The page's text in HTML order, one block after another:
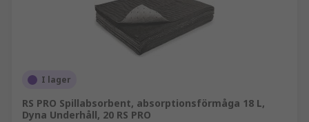
I lager
RS PRO Spillabsorbent, absorptionsförmåga 18 L,
Dyna Underhåll, 20 RS PRO